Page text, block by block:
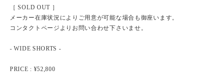
［ SOLD OUT ］
メーカー在庫状況によりご用意が可能な場合も御座います。
コンタクトページよりお問い合わせ下さいませ。
- WIDE SHORTS -
PRICE : ¥52,800